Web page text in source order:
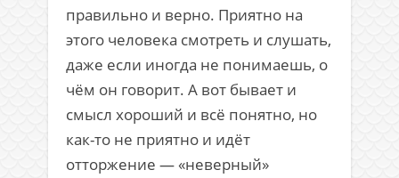
правильно и верно. Приятно на
этого человека смотреть и слушать,
даже если иногда не понимаешь, о
чём он говорит. А вот бывает и
смысл хороший и всё понятно, но
как-то не приятно и идёт
отторжение — «неверный»